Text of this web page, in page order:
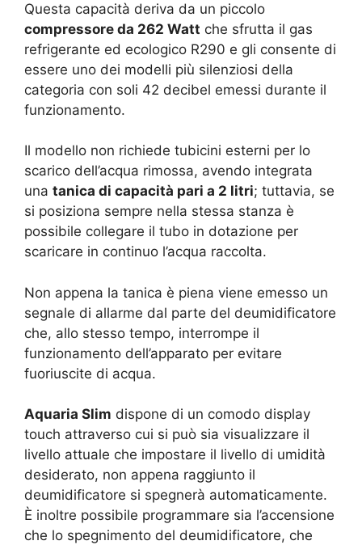
Questa capacità deriva da un piccolo
compressore da 262 Watt che sfrutta il gas
refrigerante ed ecologico R290 e gli consente di
essere uno dei modelli più silenziosi della
categoria con soli 42 decibel emessi durante il
funzionamento.
Il modello non richiede tubicini esterni per lo
scarico dell’acqua rimossa, avendo integrata
una tanica di capacità pari a 2 litri; tuttavia, se
si posiziona sempre nella stessa stanza è
possibile collegare il tubo in dotazione per
scaricare in continuo l’acqua raccolta.
Non appena la tanica è piena viene emesso un
segnale di allarme dal parte del deumidificatore
che, allo stesso tempo, interrompe il
funzionamento dell’apparato per evitare
fuoriuscite di acqua.
Aquaria Slim dispone di un comodo display
touch attraverso cui si può sia visualizzare il
livello attuale che impostare il livello di umidità
desiderato, non appena raggiunto il
deumidificatore si spegnerà automaticamente.
È inoltre possibile programmare sia l’accensione
che lo spegnimento del deumidificatore, che